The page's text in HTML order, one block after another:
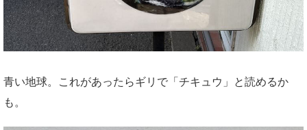
青い地球。これがあったらギリで「チキュウ」と読めるか
も。